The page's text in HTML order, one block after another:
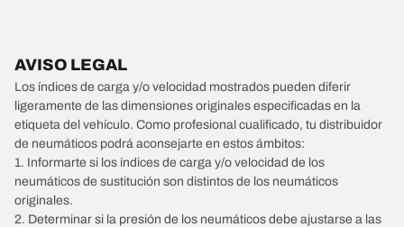
AVISO LEGAL
Los índices de carga y/o velocidad mostrados pueden diferir
ligeramente de las dimensiones originales especificadas en la
etiqueta del vehículo. Como profesional cualificado, tu distribuidor
de neumáticos podrá aconsejarte en estos ámbitos:
1. Informarte si los índices de carga y/o velocidad de los
neumáticos de sustitución son distintos de los neumáticos
originales.
2. Determinar si la presión de los neumáticos debe ajustarse a las